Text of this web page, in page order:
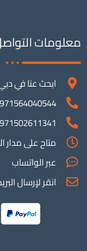
معلومات
ابحث عنا في
971564040544+
971502611341+
متاح على مدار
عبر الواتساب
انقر لإرسال